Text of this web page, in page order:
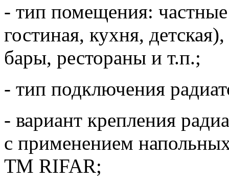
- тип помещения:
гостиная, кухня,
бары, рестораны и т.п.;
- тип подключения
- вариант крепления
с применением
ТМ RIFAR;